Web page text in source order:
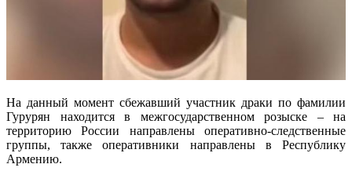
На данный момент сбежавший участник драки по фамилии
Гурурян находится в межгосударственном розыске – на
территорию России направлены оперативно-следственные
группы, также оперативники направлены в Республику
Армению.